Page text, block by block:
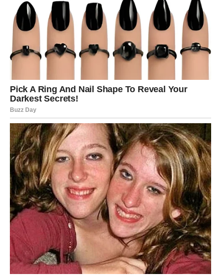
porodičnih nesuglasica koje ponovo izlaze na površinu.
Vage će želeti mir, ali ga neće lako pronaći.
Ipak, upravo kroz te sukobe dolazi do važnog razjašnjenja
odnosa. Mnoge Vage će prvi put jasno pokazati šta
Sudbinska odluka menja pravac života
Pred kraj maja Vage ulaze u period donošenja velike
odluke. To može biti odluka vezana za ljubav, posao,
preseljenje ili prekid jednog važnog odnosa. Ono što je